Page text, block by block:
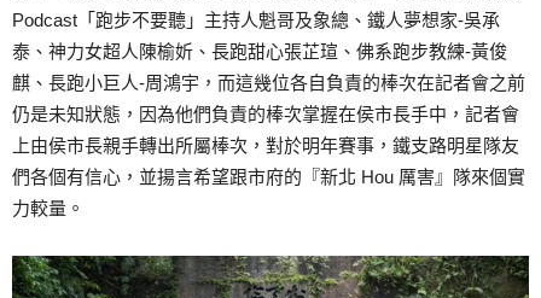
Podcast「跑步不要聽」主持人魁哥及象總、鐵人夢想家-吳承
泰、神力女超人陳榆妡、長跑甜心張芷瑄、佛系跑步教練-黃俊
麒、長跑小巨人-周鴻宇，而這幾位各自負責的棒次在記者會之前
仍是未知狀態，因為他們負責的棒次掌握在侯市長手中，記者會
上由侯市長親手轉出所屬棒次，對於明年賽事，鐵支路明星隊友
們各個有信心，並揚言希望跟市府的『新北 Hou 厲害』隊來個實
力較量。